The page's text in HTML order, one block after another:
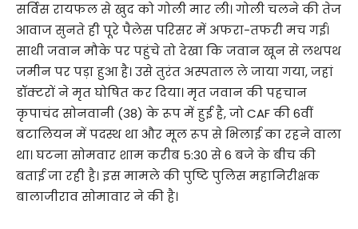
सर्विसरायफलसेखुदकोगोलीमारली।गोलीचलनेकीतेज
आवाजसुनतेहीपूरेपैलेसपरिसरमें अफरा-तफरीमचगई।
साथीजवानमौकेपरपहुंचेतोदेखाकिजवानखूनसेलथपथ
जमीनपरपड़ाहुआहै।उसेतुरंत अस्पताललेजायागया,जहां
डॉक्टरोंनेमृतघोषितकरदिया।मृतजवानकीपहचान
कृपाचंदसोनवानी (38) केरूपमेंहुईहै,जोCAFकी6वीं
बटालियनमेंपदस्थ थाऔरमूलरूपसेभिलाईकारहनेवाला
था।घटनासोमवार शामकरीब 5:30 से6 बजेकेबीचकी
बताईजारहीहै।इसमामलेकीपुष्टिपुलिसमहानिरीक्षक
बालाजीरावसोमावारनेकीहै।